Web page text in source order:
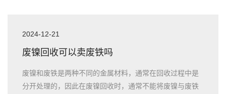
2024-12-21
废镍回收可以卖废铁吗
废镍和废铁是两种不同的金属材料，通常在回收过程中是
分开处理的，因此在废镍回收时，通常不能将废镍与废铁